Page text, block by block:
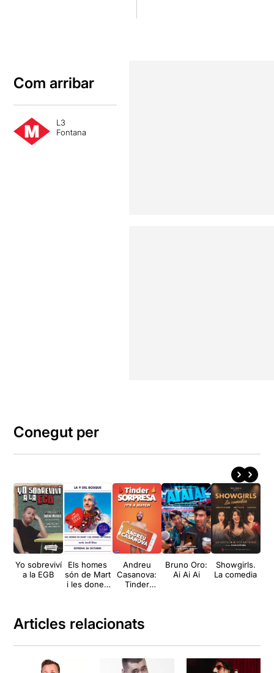
Com arribar
L3
Fontana
Conegut per
Yo sobreviví
a la EGB
Els homes
són de Mart
i les dones
Andreu
Casanova:
Tinder
Bruno Oro:
Ai Ai Ai
Showgirls.
La comedia
Articles relacionats